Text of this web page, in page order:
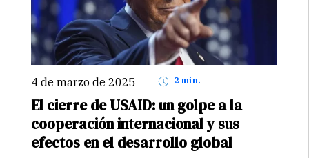
4 de marzo de 2025 2 min.
El cierre de USAID: un golpe a la
cooperación internacional y sus
efectos en el desarrollo global